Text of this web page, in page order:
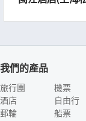
我們的產品
旅行團
酒店
郵輪
機票
自由行
船票